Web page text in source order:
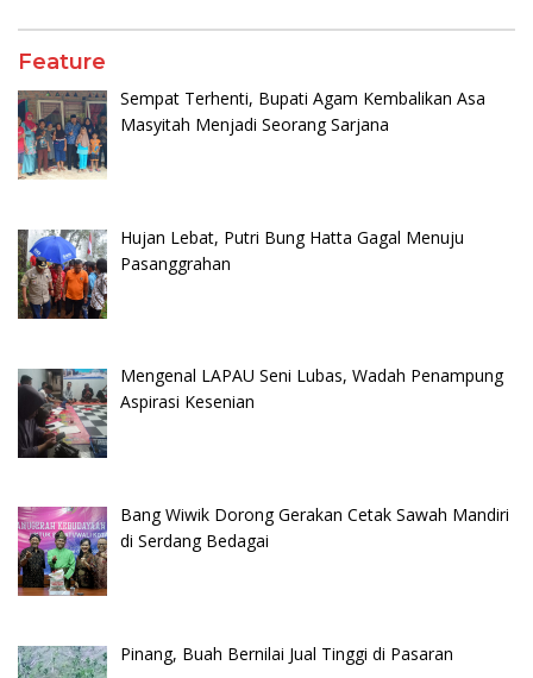
Feature
Sempat Terhenti, Bupati Agam Kembalikan Asa
Masyitah Menjadi Seorang Sarjana
Hujan Lebat, Putri Bung Hatta Gagal Menuju
Pasanggrahan
Mengenal LAPAU Seni Lubas, Wadah Penampung
Aspirasi Kesenian
Bang Wiwik Dorong Gerakan Cetak Sawah Mandiri
di Serdang Bedagai
Pinang, Buah Bernilai Jual Tinggi di Pasaran